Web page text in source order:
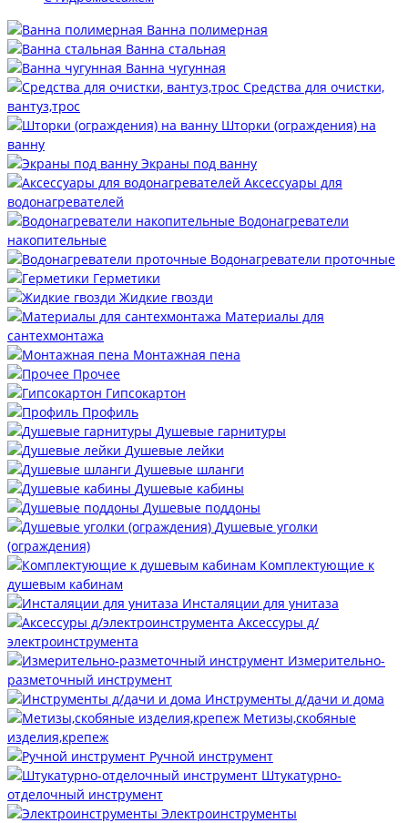
Ванна полимерная
Ванна стальная
Ванна чугунная
Средства для очистки,
вантуз,трос
Шторки (ограждения) на
ванну
Экраны под ванну
Аксессуары для
водонагревателей
Водонагреватели
накопительные
Водонагреватели проточные
Герметики
Жидкие гвозди
Материалы для
сантехмонтажа
Монтажная пена
Прочее
Гипсокартон
Профиль
Душевые гарнитуры
Душевые лейки
Душевые шланги
Душевые кабины
Душевые поддоны
Душевые уголки
(ограждения)
Комплектующие к
душевым кабинам
Инсталяции для унитаза
Аксессуры д/
электроинструмента
Измерительно-
разметочный инструмент
Инструменты д/дачи и дома
Метизы,скобяные
изделия,крепеж
Ручной инструмент
Штукатурно-
отделочный инструмент
Электроинструменты